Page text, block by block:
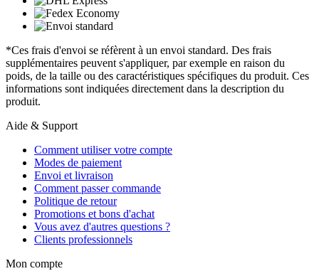
*Ces frais d'envoi se réfèrent à un envoi standard. Des frais
supplémentaires peuvent s'appliquer, par exemple en raison du
poids, de la taille ou des caractéristiques spécifiques du produit. Ces
informations sont indiquées directement dans la description du
produit.
Aide & Support
Comment utiliser votre compte
Modes de paiement
Envoi et livraison
Comment passer commande
Politique de retour
Promotions et bons d'achat
Vous avez d'autres questions ?
Clients professionnels
Mon compte